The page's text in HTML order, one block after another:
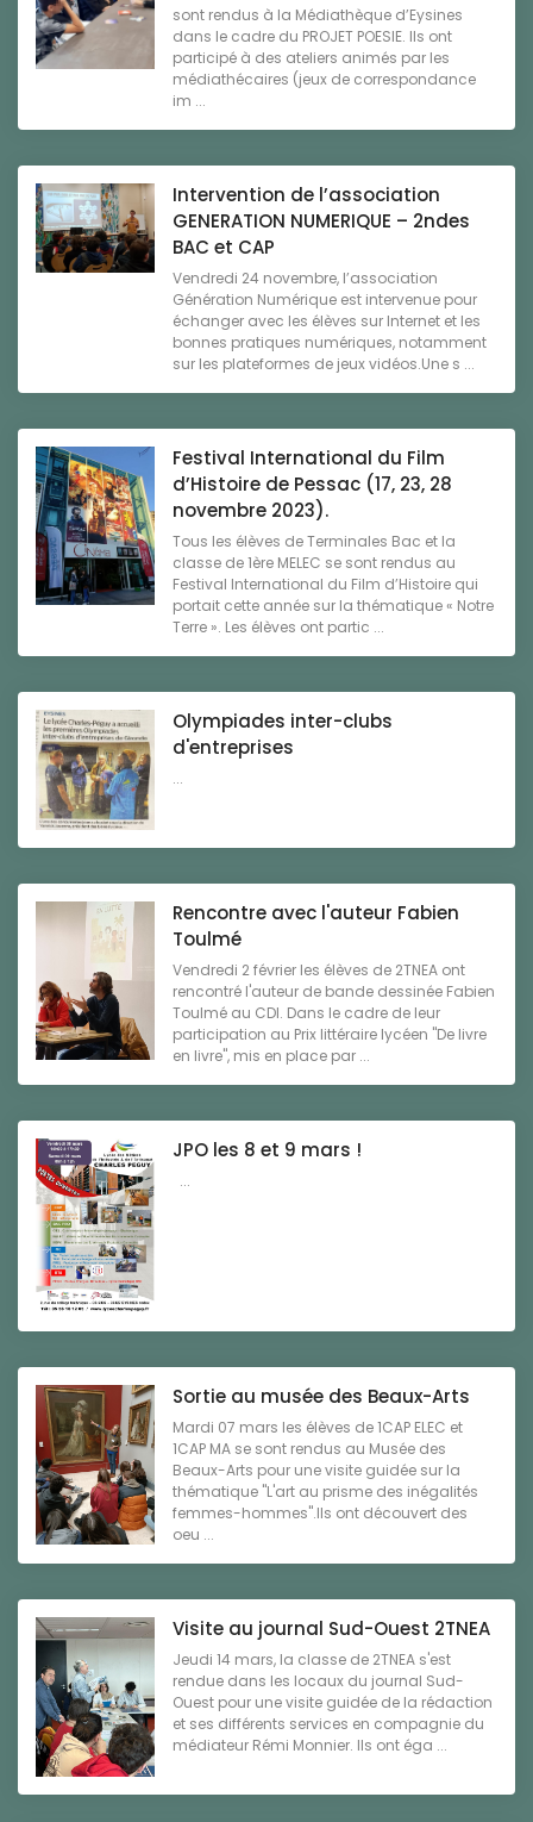
sont rendus à la Médiathèque d’Eysines
dans le cadre du PROJET POESIE. Ils ont
participé à des ateliers animés par les
médiathécaires (jeux de correspondance
im ...
Intervention de l’association
GENERATION NUMERIQUE – 2ndes
BAC et CAP
Vendredi 24 novembre, l’association
Génération Numérique est intervenue pour
échanger avec les élèves sur Internet et les
bonnes pratiques numériques, notamment
sur les plateformes de jeux vidéos.Une s ...
Festival International du Film
d’Histoire de Pessac (17, 23, 28
novembre 2023).
Tous les élèves de Terminales Bac et la
classe de 1ère MELEC se sont rendus au
Festival International du Film d’Histoire qui
portait cette année sur la thématique « Notre
Terre ». Les élèves ont partic ...
Olympiades inter-clubs
d'entreprises
...
Rencontre avec l'auteur Fabien
Toulmé
Vendredi 2 février les élèves de 2TNEA ont
rencontré l'auteur de bande dessinée Fabien
Toulmé au CDI. Dans le cadre de leur
participation au Prix littéraire lycéen "De livre
en livre", mis en place par ...
JPO les 8 et 9 mars !
...
Sortie au musée des Beaux-Arts
Mardi 07 mars les élèves de 1CAP ELEC et
1CAP MA se sont rendus au Musée des
Beaux-Arts pour une visite guidée sur la
thématique "L'art au prisme des inégalités
femmes-hommes".Ils ont découvert des
oeu ...
Visite au journal Sud-Ouest 2TNEA
Jeudi 14 mars, la classe de 2TNEA s'est
rendue dans les locaux du journal Sud-
Ouest pour une visite guidée de la rédaction
et ses différents services en compagnie du
médiateur Rémi Monnier. Ils ont éga ...